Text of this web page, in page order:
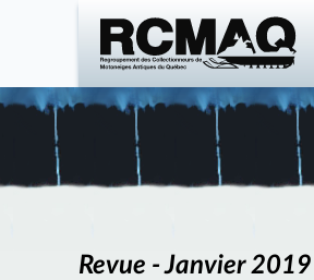
Revue - Janvier 2019